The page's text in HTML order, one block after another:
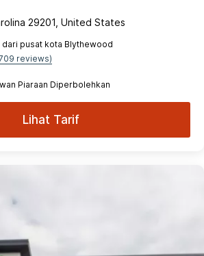
29201, United States
dari pusat kota Blythewood
reviews)
Piaraan Diperbolehkan
Lihat Tarif